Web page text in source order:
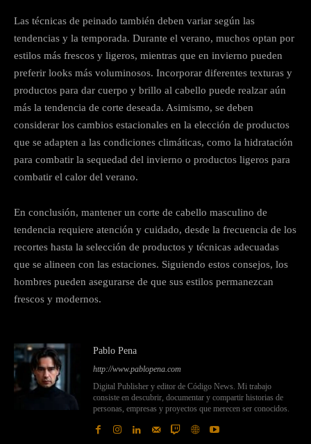
Las técnicas de peinado también deben variar según las
tendencias y la temporada. Durante el verano, muchos optan por
estilos más frescos y ligeros, mientras que en invierno pueden
preferir looks más voluminosos. Incorporar diferentes texturas y
productos para dar cuerpo y brillo al cabello puede realzar aún
más la tendencia de corte deseada. Asimismo, se deben
considerar los cambios estacionales en la elección de productos
que se adapten a las condiciones climáticas, como la hidratación
para combatir la sequedad del invierno o productos ligeros para
combatir el calor del verano.
En conclusión, mantener un corte de cabello masculino de
tendencia requiere atención y cuidado, desde la frecuencia de los
recortes hasta la selección de productos y técnicas adecuadas
que se alineen con las estaciones. Siguiendo estos consejos, los
hombres pueden asegurarse de que sus estilos permanezcan
frescos y modernos.
Pablo Pena
http://www.pablopena.com
Digital Publisher y editor de Código News. Mi trabajo
consiste en descubrir, documentar y compartir historias de
personas, empresas y proyectos que merecen ser conocidos.